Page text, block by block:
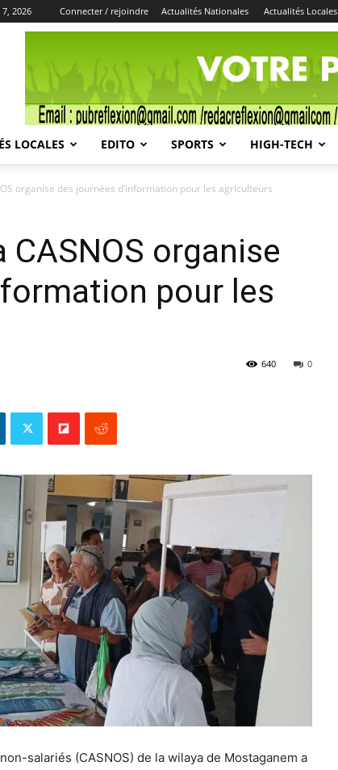
2026 Connecter / rejoindre Actualités Nationales Actualités Locales
LOCALES EDITO SPORTS HIGH-TECH
organise des journées d’information pour les agriculteurs
organise
pour les
0
640
salariés (CASNOS) de la wilaya de Mostaganem a